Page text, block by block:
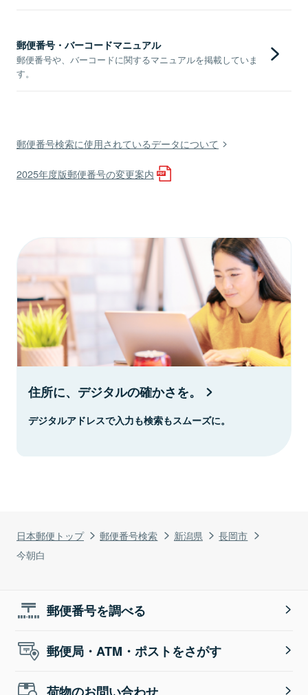
日本郵便トップ 郵便番号検索 新潟県
長岡市
今朝白
郵便番号・バーコードマニュアル
郵便番号や、バーコードに関するマニュアルを掲載していま
す。
郵便番号検索に使用されているデータについて
2025年度版郵便番号の変更案内
住所に、デジタルの確かさを。
デジタルアドレスで入力も検索もスムーズに。
郵便番号を調べる
郵便局・ATM・ポストをさがす
荷物のお問い合わせ